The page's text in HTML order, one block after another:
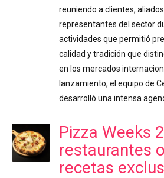
reuniendo a clientes,
representantes del sector
actividades que permitió
calidad y tradición que
en los mercados
lanzamiento, el equipo de
desarrolló una intensa
Pizza Weeks
restaurantes
recetas